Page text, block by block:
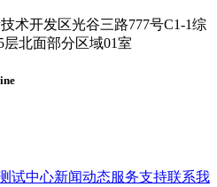
术开发区光谷三路777号C1-1综
北面部分区域01室
试中心新闻动态服务支持联系我